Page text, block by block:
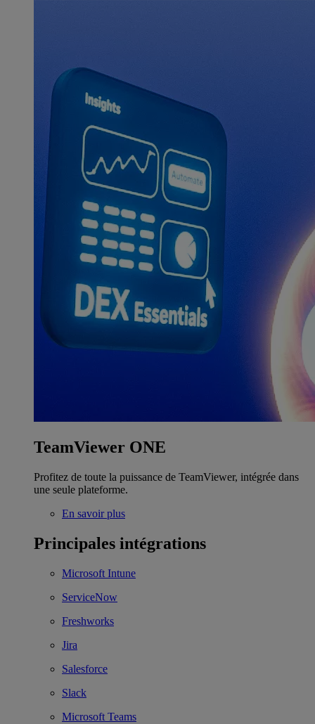
TeamViewer ONE
Profitez de toute la puissance de TeamViewer, intégrée dans
une seule plateforme.
En savoir plus
Principales intégrations
Microsoft Intune
ServiceNow
Freshworks
Jira
Salesforce
Slack
Microsoft Teams